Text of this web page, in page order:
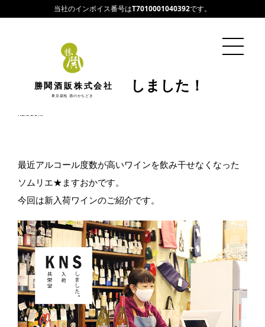
当社のインボイス番号はT7010001040392です。
勝鬨酒販株式会社
東京築地 酒のかちどき
KNS / 共栄堂入荷しました！
katidoki
最近アルコール度数が高いワインを飲み干せなくなった
ソムリエ★ますおかです。
今回は新入荷ワインのご紹介です。